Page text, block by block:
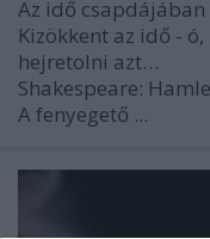
Az idő csapdájában
Kizökkent az idő -
hejretolni azt…
Shakespeare:
A fenyegető ...